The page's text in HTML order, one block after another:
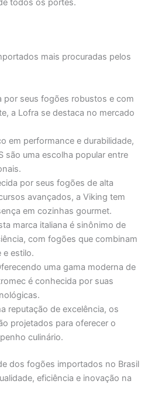
todos os portes.
mais procuradas pelos
por seus fogões robustos e com
a Lofra se destaca no mercado
em performance e durabilidade,
são uma escolha popular entre
por seus fogões de alta
avançados, a Viking tem
em cozinhas gourmet.
marca italiana é sinônimo de
com fogões que combinam
e estilo.
uma gama moderna de
é conhecida por suas
reputação de excelência, os
projetados para oferecer o
culinário.
dos fogões importados no Brasil
eficiência e inovação na